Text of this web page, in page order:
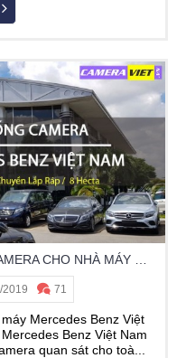
2019 71
Mercedes Benz Việt
Benz Việt Nam
quan sát cho toà...